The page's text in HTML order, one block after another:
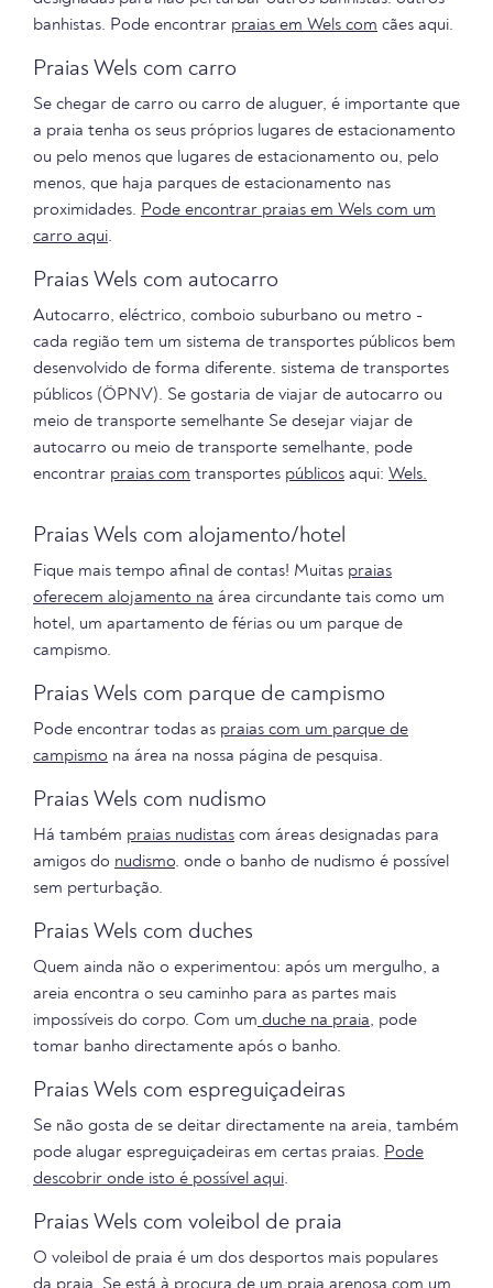
banhistas. Pode encontrar praias em Wels com cães aqui.
Praias Wels com carro
Se chegar de carro ou carro de aluguer, é importante que
a praia tenha os seus próprios lugares de estacionamento
ou pelo menos que lugares de estacionamento ou, pelo
menos, que haja parques de estacionamento nas
proximidades. Pode encontrar praias em Wels com um
carro aqui.
Praias Wels com autocarro
Autocarro, eléctrico, comboio suburbano ou metro -
cada região tem um sistema de transportes públicos bem
desenvolvido de forma diferente. sistema de transportes
públicos (ÖPNV). Se gostaria de viajar de autocarro ou
meio de transporte semelhante Se desejar viajar de
autocarro ou meio de transporte semelhante, pode
encontrar praias com transportes públicos aqui: Wels.
Praias Wels com alojamento/hotel
Fique mais tempo afinal de contas! Muitas praias
oferecem alojamento na área circundante tais como um
hotel, um apartamento de férias ou um parque de
campismo.
Praias Wels com parque de campismo
Pode encontrar todas as praias com um parque de
campismo na área na nossa página de pesquisa.
Praias Wels com nudismo
Há também praias nudistas com áreas designadas para
amigos do nudismo. onde o banho de nudismo é possível
sem perturbação.
Praias Wels com duches
Quem ainda não o experimentou: após um mergulho, a
areia encontra o seu caminho para as partes mais
impossíveis do corpo. Com um duche na praia, pode
tomar banho directamente após o banho.
Praias Wels com espreguiçadeiras
Se não gosta de se deitar directamente na areia, também
pode alugar espreguiçadeiras em certas praias. Pode
descobrir onde isto é possível aqui.
Praias Wels com voleibol de praia
O voleibol de praia é um dos desportos mais populares
da praia. Se está à procura de um praia arenosa com um